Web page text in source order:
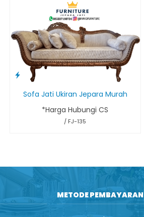
Sofa Jati Ukiran Jepara Murah
*Harga Hubungi CS
/ FJ-135
METODE PEMBAYARAN